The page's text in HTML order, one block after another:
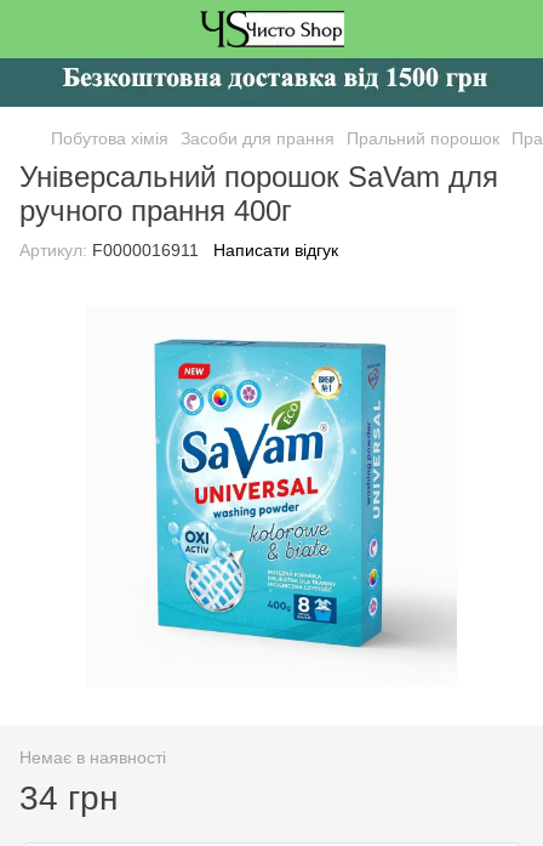
Побутова хімія Засоби для прання Пральний порошок
Універсальний порошок SaVam для
ручного прання 400г
Артикул: F0000016911 Написати відгук
Немає в наявності
34 грн